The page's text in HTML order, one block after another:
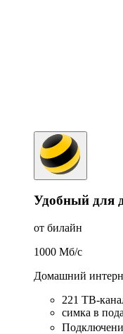
Удобный для
от билайн
1000 Мб/c
Домашний
221 ТB-
симка в